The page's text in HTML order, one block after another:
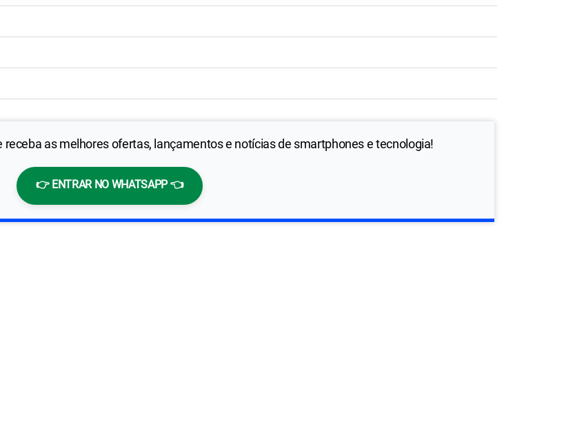
receba as melhores ofertas, lançamentos e notícias de smartphones e tecnologia!
👉 ENTRAR NO WHATSAPP 👈